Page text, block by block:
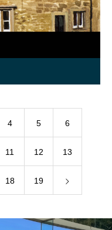
4 5 6
11 12 13
18 19